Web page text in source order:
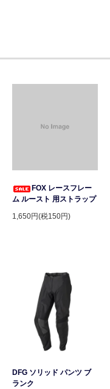
FOX レースフレー
ム ルースト 用ストラップ
1,650円(税150円)
DFG ソリッド パンツ ブ
ランク